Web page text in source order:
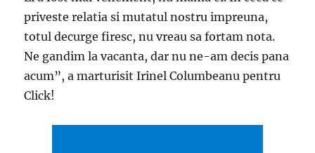
priveste relatia si mutatul nostru impreuna,
totul decurge firesc, nu vreau sa fortam nota.
Ne gandim la vacanta, dar nu ne-am decis pana
acum”, a marturisit Irinel Columbeanu pentru
Click!